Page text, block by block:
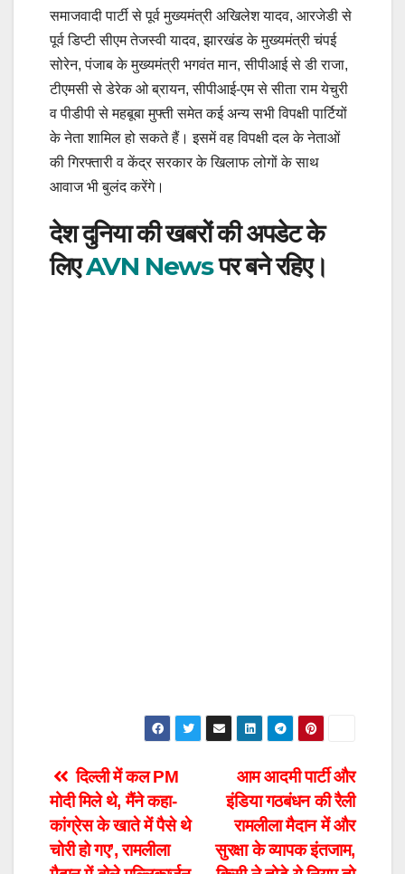
समाजवादी पार्टी से पूर्व मुख्यमंत्री अखिलेश यादव, आरजेडी से
पूर्व डिप्टी सीएम तेजस्वी यादव, झारखंड के मुख्यमंत्री चंपई
सोरेन, पंजाब के मुख्यमंत्री भगवंत मान, सीपीआई से डी राजा,
टीएमसी से डेरेक ओ ब्रायन, सीपीआई-एम से सीता राम येचुरी
व पीडीपी से महबूबा मुफ्ती समेत कई अन्य सभी विपक्षी पार्टियों
के नेता शामिल हो सकते हैं। इसमें वह विपक्षी दल के नेताओं
की गिरफ्तारी व केंद्र सरकार के खिलाफ लोगों के साथ
आवाज भी बुलंद करेंगे।
देश दुनिया की खबरों की अपडेट के
लिएAVN Newsपर बने रहिए।
Post
navigation
आम आदमी पार्टी और
इंडिया गठबंधन की रैली
रामलीला मैदान में और
सुरक्षा के व्यापक इंतजाम,
दिल्ली में कल PM
मोदी मिले थे, मैंने कहा-
कांग्रेस के खाते में पैसे थे
चोरी हो गए’, रामलीला